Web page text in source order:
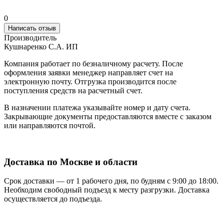
0
Написать отзыв
Производитель
Кушнаренко С.А. ИП
Компания работает по безналичному расчету. После
оформления заявки менеджер направляет счет на
электронную почту. Отгрузка производится после
поступления средств на расчетный счет.
В назначении платежа указывайте номер и дату счета.
Закрывающие документы предоставляются вместе с заказом
или направляются почтой.
Доставка по Москве и области
Срок доставки — от 1 рабочего дня, по будням с 9:00 до 18:00.
Необходим свободный подъезд к месту разгрузки. Доставка
осуществляется до подъезда.